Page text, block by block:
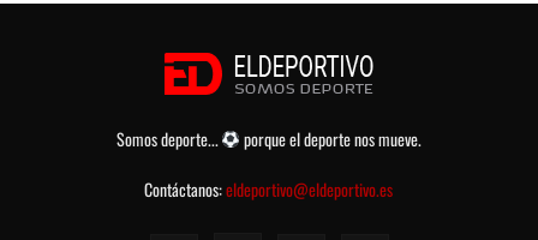
Somos deporte...
porque el deporte nos mueve.
Contáctanos:eldeportivo@eldeportivo.es